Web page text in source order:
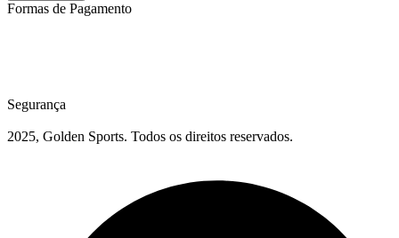
Formas de Pagamento
Segurança
2025, Golden Sports. Todos os direitos reservados.